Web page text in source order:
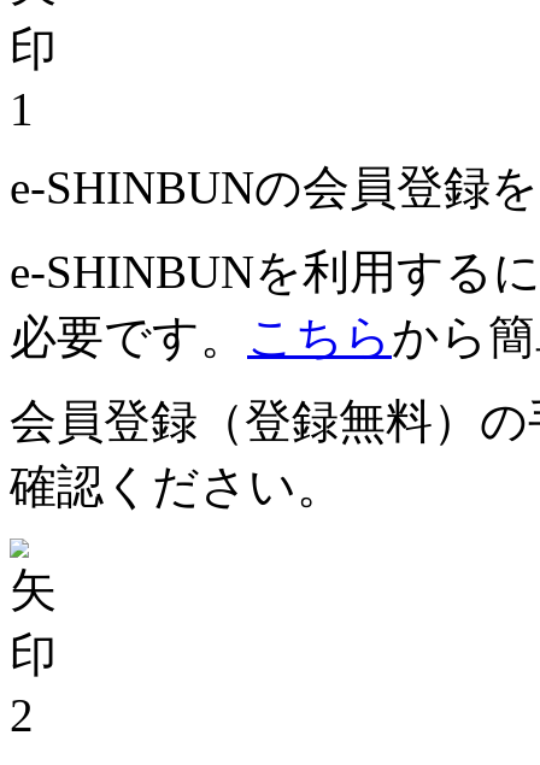
1
e-SHINBUNの会員登録
e-SHINBUNを利用する
必要です。 こちらから
会員登録（登録無料）
確認ください。
2